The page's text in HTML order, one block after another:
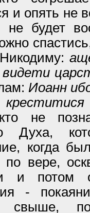
и опять не
будет
Иоанн
не
Духа,
когда
по вере,
и потом
-
свыше,